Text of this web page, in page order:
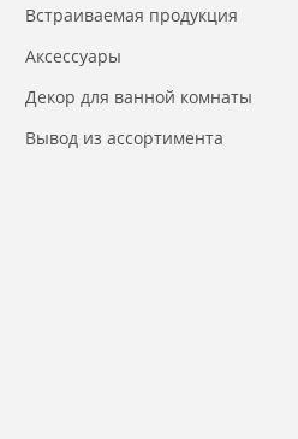
Встраиваемая продукция
Аксессуары
Декор для ванной комнаты
Вывод из ассортимента